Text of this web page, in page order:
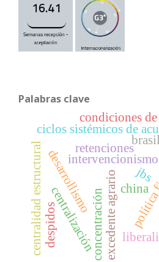
Palabras clave
excedente agrario
intervencionismo
retenciones
concentración
centralización china
ciclos sistémicos de
desarrollismo
centralidad estructural
condiciones
despidos
jbs
brasil